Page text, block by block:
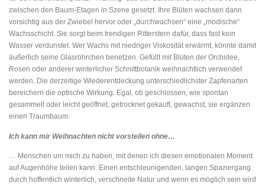
zwischen den Baum-Etagen in Szene gesetzt. Ihre Blüten wachsen dann
vorsichtig aus der Zwiebel hervor oder „durchwachsen“ eine „modische“
Wachsschicht. Sie sorgt beim trendigen Ritterstern dafür, dass fast kein
Wasser verdunstet. Wer Wachs mit niedriger Viskosität erwärmt, könnte damit
äußerlich seine Glasröhrchen benetzen. Gefüllt mit Blüten der Orchidee,
Rosen oder anderer winterlicher Schnittbotanik weihnachtlich verwendet
werden. Die derzeitige Wiederentdeckung unterschiedlichster Zapfenarten
bereichern die optische Wirkung. Egal, ob geschlossen, wie spontan
gesammelt oder leicht geöffnet, getrocknet gekauft, gewachst, sie ergänzen
einen Traumbaum.
Ich kann mir Weihnachten nicht vorstellen ohne…
… Menschen um mich zu haben, mit denen ich diesen emotionalen Moment
auf Augenhöhe teilen kann. Einen entschleunigenden, langen Spaziergang
durch hoffentlich winterlich, verschneite Natur und wenn es möglich sein wird